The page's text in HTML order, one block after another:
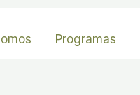
Programas